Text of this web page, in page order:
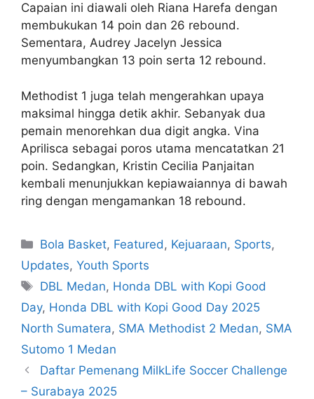
Capaian ini diawali oleh Riana Harefa dengan
membukukan 14 poin dan 26 rebound.
Sementara, Audrey Jacelyn Jessica
menyumbangkan 13 poin serta 12 rebound.
Methodist 1 juga telah mengerahkan upaya
maksimal hingga detik akhir. Sebanyak dua
pemain menorehkan dua digit angka. Vina
Aprilisca sebagai poros utama mencatatkan 21
poin. Sedangkan, Kristin Cecilia Panjaitan
kembali menunjukkan kepiawaiannya di bawah
ring dengan mengamankan 18 rebound.
Bola Basket, Featured , Kejuaraan, Sports,
Updates, Youth Sports
DBL Medan, Honda DBL with Kopi Good
Day, Honda DBL with Kopi Good Day 2025
North Sumatera, SMA Methodist 2 Medan, SMA
Sutomo 1 Medan
Daftar Pemenang MilkLife Soccer Challenge
– Surabaya 2025